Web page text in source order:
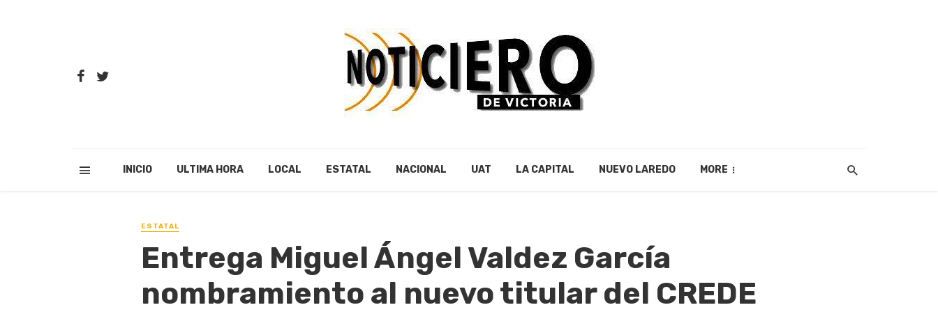
INICIO ULTIMA HORA LOCAL ESTATAL NACIONAL UAT LA CAPITAL NUEVO LAREDO MORE
ESTATAL
Entrega Miguel Ángel Valdez García
nombramiento al nuevo titular del CREDE